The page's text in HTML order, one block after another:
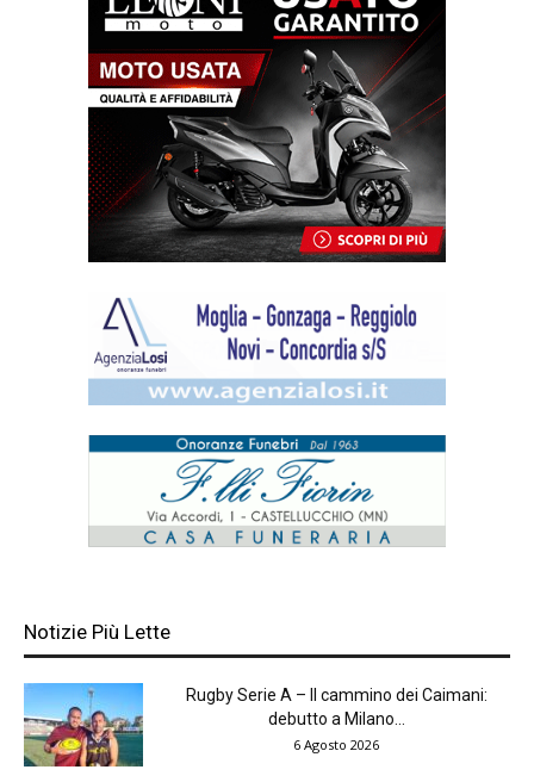
Notizie Più Lette
Rugby Serie A – Il cammino dei Caimani:
debutto a Milano...
6 Agosto 2026